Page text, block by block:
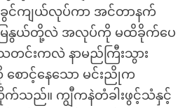
ခွင်ကျယ်လုပ်ကာ အင်တာနက်
မြနွယ်တို့လဲ အလုပ်ကို မထိခိုက်ပေ
င်းကလဲ နာမည်ကြီးသွား
ောင့်နေသော မင်းညိုက
သည်။ ကျွီကနဲတံခါးဖွင့်သံနှင့်